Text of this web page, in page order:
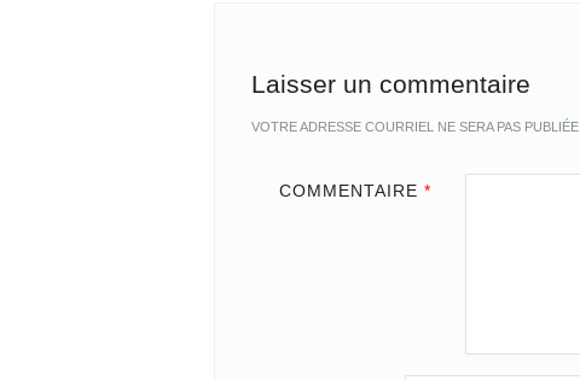
Laisser un commentaire
VOTRE ADRESSE COURRIEL NE SERA PAS PUBLIÉE.
COMMENTAIRE *